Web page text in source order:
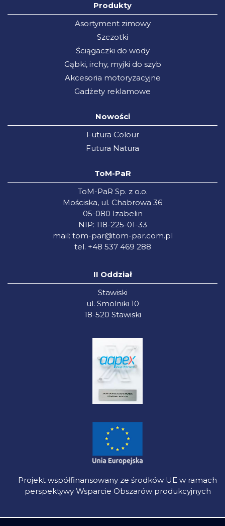
Produkty
Asortyment zimowy
Szczotki
Ściągaczki do wody
Gąbki, irchy, myjki do szyb
Akcesoria motoryzacyjne
Gadżety reklamowe
Nowości
Futura Colour
Futura Natura
ToM-PaR
ToM-PaR Sp. z o.o.
Mościska, ul. Chabrowa 36
05-080 Izabelin
NIP: 118-225-01-33
mail: tom-par@tom-par.com.pl
tel. +48 537 469 288
II Oddział
Stawiski
ul. Smolniki 10
18-520 Stawiski
Projekt współfinansowany ze środków UE w ramach
perspektywy Wsparcie Obszarów produkcyjnych